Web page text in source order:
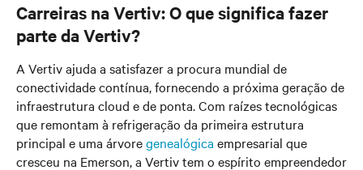
Carreiras na Vertiv: O que significa fazer
parte da Vertiv?
A Vertiv ajuda a satisfazer a procura mundial de
conectividade contínua, fornecendo a próxima geração de
infraestrutura cloud e de ponta. Com raízes tecnológicas
que remontam à refrigeração da primeira estrutura
principal e uma árvoregenealógica empresarial que
cresceu na Emerson, a Vertiv tem o espírito empreendedor